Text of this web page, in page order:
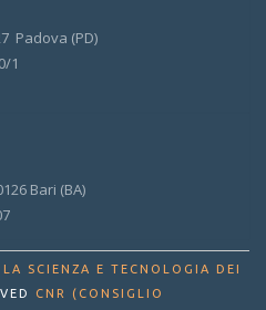
Padova (PD)
1
Bari (BA)
SCIENZA E TECNOLOGIA DEI
CNR (CONSIGLIO